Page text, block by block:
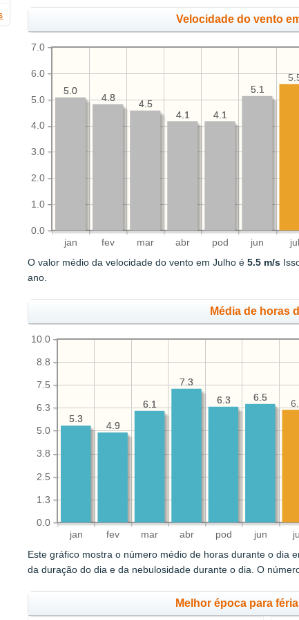
Velocidade do vento
jan fev mar abr pod jun jul
0.0
1.0
2.0
3.0
4.0
5.0
6.0
7.0
5.1
4.1
4.1
4.5
4.8
5.0
5.1
4.1
4.1
4.5
4.8
5.0
O valor médio da velocidade do vento em Julho é5.5 m/s
ano.
Média de horas
jan fev mar abr pod jun jul
0.0
1.3
2.5
3.8
5.0
6.3
7.5
8.8
10.0
6.5
6.3
7.3
6.1
4.9
5.3
6.5
6.3
7.3
6.1
4.9
5.3
Este gráfico mostra o número médio de horas durante o dia
da duração do dia e da nebulosidade durante o dia. O
Melhor época para